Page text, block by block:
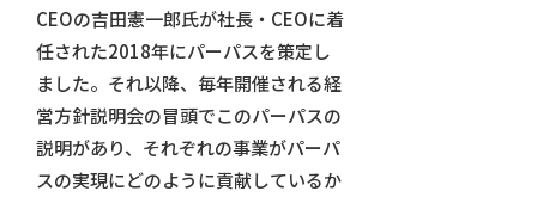
CEOの吉田憲一郎氏が社長・CEOに着
任された2018年にパーパスを策定し
ました。それ以降、毎年開催される経
営方針説明会の冒頭でこのパーパスの
説明があり、それぞれの事業がパーパ
スの実現にどのように貢献しているか